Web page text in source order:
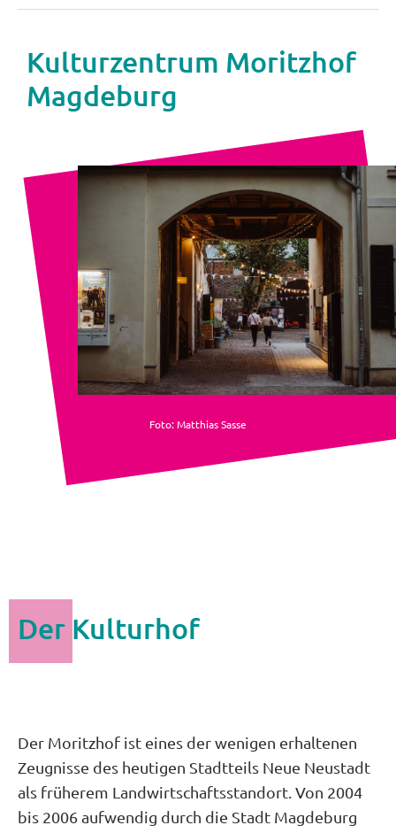
Kulturzentrum Moritzhof
Magdeburg
Foto: Matthias Sasse
Der Kulturhof
Der Moritzhof ist eines der wenigen erhaltenen
Zeugnisse des heutigen Stadtteils Neue Neustadt
als früherem Landwirtschaftsstandort. Von 2004
bis 2006 aufwendig durch die Stadt Magdeburg